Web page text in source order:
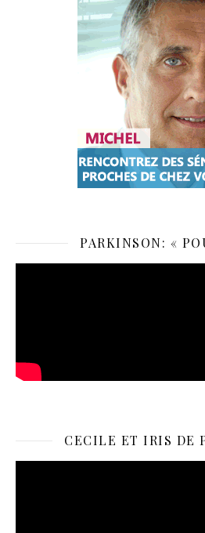
PARKINSON: «
CECILE ET IRIS DE